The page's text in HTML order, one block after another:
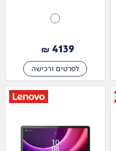
4139
₪
לפרטים ורכישה